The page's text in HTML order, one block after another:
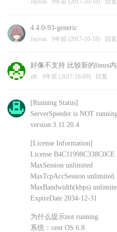
Jayson 9年前 (2017-10-18) 回复
4.4.0-93-generic
Jayson 9年前 (2017-10-18) 回复
好像不支持 比较新的linux
zlb 9年前 (2017-10-09) 回复
[Running Status]
ServerSpeeder is NOT
version 3.11.20.4
[License Information]
License
MaxSession unlimited
MaxTcpAccSession unlimited
MaxBandwidth(kbps)
ExpireDate 2034-12-31
为什么提示not running.
系统：cent OS 6.8